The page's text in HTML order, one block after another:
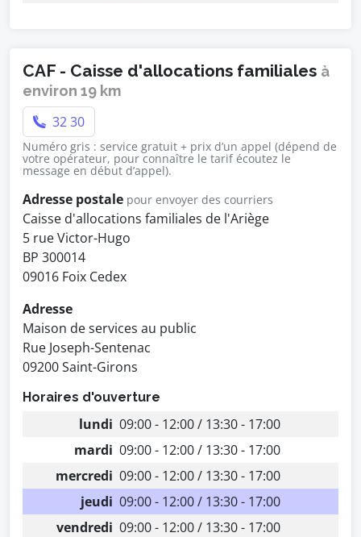
CAF - Caisse d'allocations familiales à
environ 19 km
32 30
Numéro gris : service gratuit + prix d’un appel (dépend de
votre opérateur, pour connaître le tarif écoutez le
message en début d’appel).
Adresse postale pour envoyer des courriers
Caisse d'allocations familiales de l'Ariège
5 rue Victor-Hugo
BP 300014
09016 Foix Cedex
Adresse
Maison de services au public
Rue Joseph-Sentenac
09200 Saint-Girons
Horaires d'ouverture
lundi 09:00 - 12:00 / 13:30 - 17:00
mardi 09:00 - 12:00 / 13:30 - 17:00
mercredi 09:00 - 12:00 / 13:30 - 17:00
jeudi 09:00 - 12:00 / 13:30 - 17:00
vendredi 09:00 - 12:00 / 13:30 - 17:00